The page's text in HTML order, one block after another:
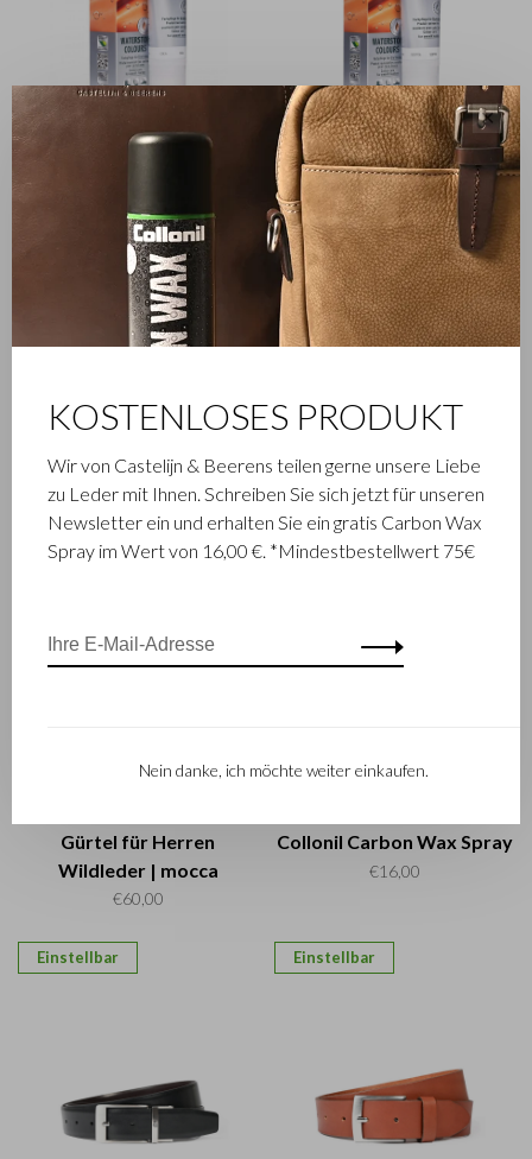
Collonil Waterstop Coca
Accessoires
Collonil Waterstop Scotch
326 Tube 75ml
€9,00
Karten-
Ergänzungseinlagen Plastik
horizontal
€5,00
Karten-
Ergänzungseinlagen Plastik
vertikal
€5,00
Gürtel für Herren
Wildleder | mocca
€60,00
Collonil Carbon Wax Spray
€16,00
Einstellbar Einstellbar
✕
KOSTENLOSES PRODUKT
Wir von Castelijn & Beerens teilen gerne unsere Liebe
zu Leder mit Ihnen. Schreiben Sie sich jetzt für unseren
Newsletter ein und erhalten Sie ein gratis Carbon Wax
Spray im Wert von 16,00 €. *Mindestbestellwert 75€
Nein danke, ich möchte weiter einkaufen.